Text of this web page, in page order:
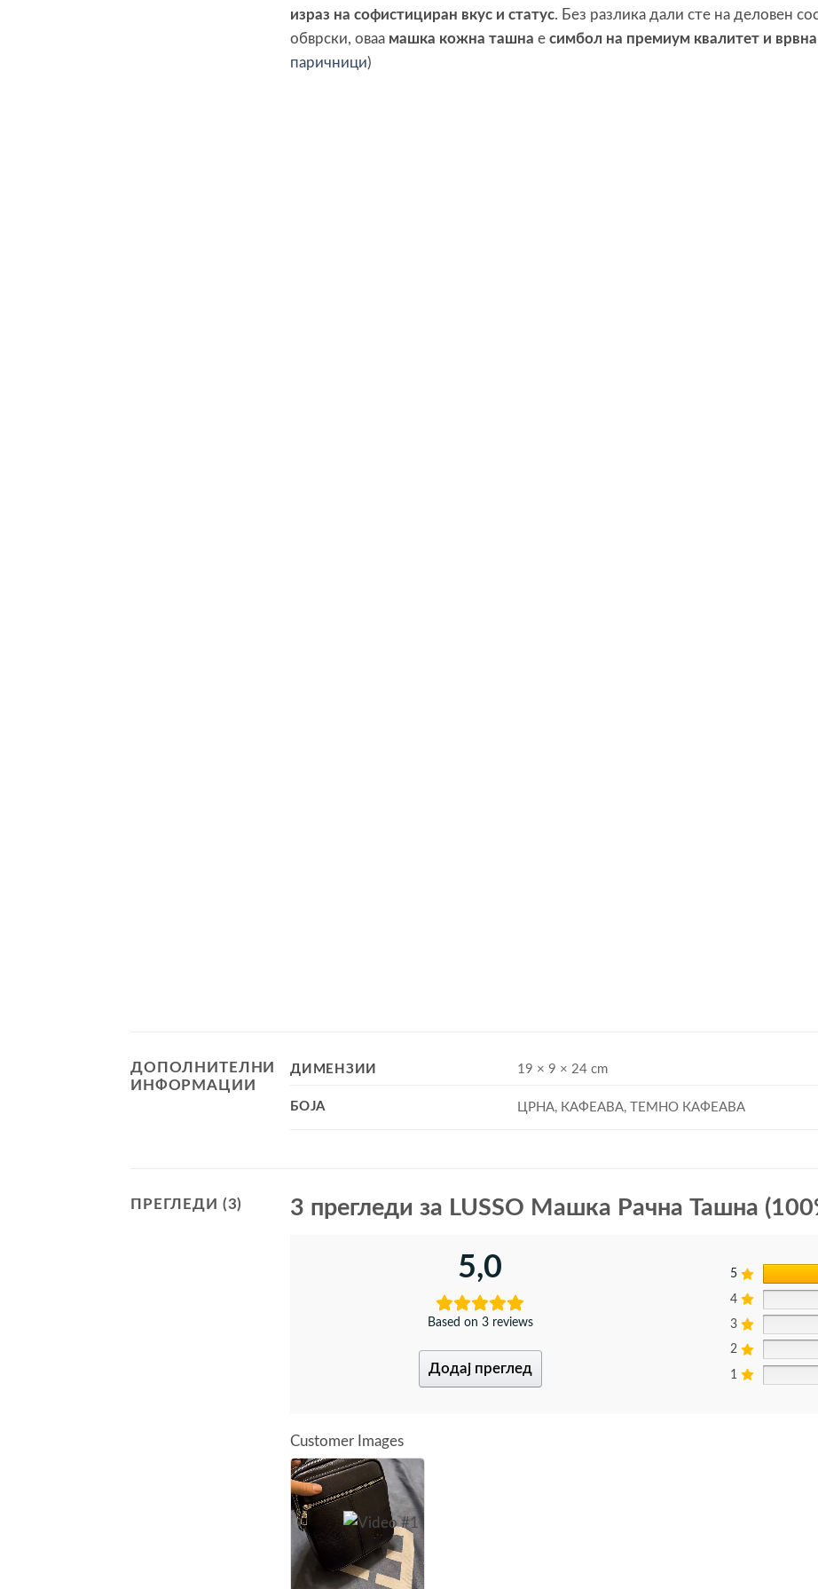
израз на софистициран вкус и статус. Без разлика дали сте на деловен
обврски, оваа машка кожна ташна е симбол на премиум квалитет и
паричници)
ДОПОЛНИТЕЛНИ
ИНФОРМАЦИИ
ДИМЕНЗИИ 19 × 9 × 24 cm
БОЈА ЦРНА, КАФЕАВА, ТЕМНО КАФЕАВА
ПРЕГЛЕДИ (3) 3 прегледи за LUSSO Машка Рачна Ташна
5,0
Based on 3 reviews
Додај преглед
5
4
3
2
1
Customer Images